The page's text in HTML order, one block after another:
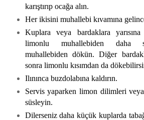
karıştırıp ocağa alın.
Her ikisini muhallebi kıvamına
Kuplara veya bardaklara
limonlu muhallebiden daha
muhallebiden dökün. Diğer
sonra limonlu kısımdan da
Ilınınca buzdolabına kaldırın.
Servis yaparken limon dilimleri
süsleyin.
Dilerseniz daha küçük kuplarda